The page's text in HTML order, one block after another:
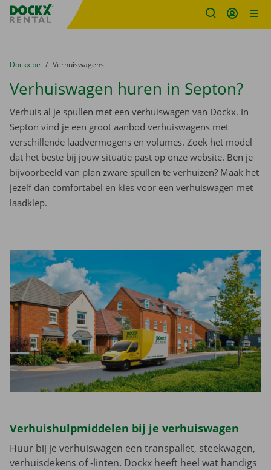
Fratello DEMO
U bevindt zich hier:
van
Dockx.be naar
Verhuiswagens
Verhuiswagen huren in Septon?
Verhuis al je spullen met een verhuiswagen van Dockx. In
Septon vind je een groot aanbod verhuiswagens met
verschillende laadvermogens en volumes. Zoek het model
dat het beste bij jouw situatie past op onze website. Ben je
bijvoorbeeld van plan zware spullen te verhuizen? Maak het
jezelf dan comfortabel en kies voor een verhuiswagen met
laadklep.
Verhuishulpmiddelen bij je verhuiswagen
Huur bij je verhuiswagen een transpallet, steekwagen,
verhuisdekens of -linten. Dockx heeft heel wat handigs